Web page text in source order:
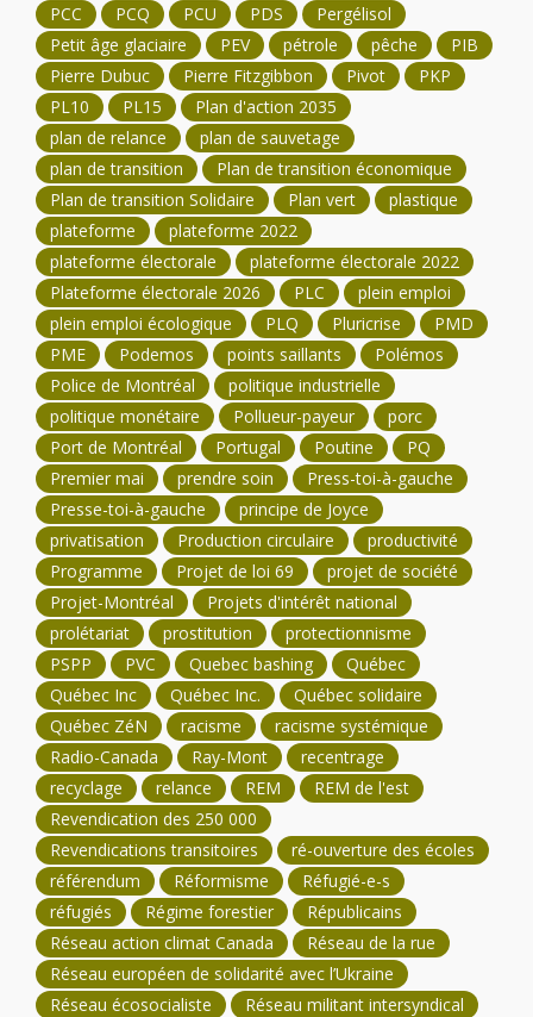
PCC
PCQ PCU PDS
Pergélisol
Petit âge glaciaire
PEV pétrole pêche
PIB
Pierre Dubuc
Pierre Fitzgibbon Pivot
PKP
PL10
PL15
Plan d'action 2035
plan de relance
plan de sauvetage
plan de transition
Plan de transition économique
Plan de transition Solidaire
Plan vert
plastique
plateforme
plateforme 2022
plateforme électorale
plateforme électorale 2022
Plateforme électorale 2026
PLC
plein emploi
plein emploi écologique
PLQ Pluricrise
PMD
PME
Podemos points saillants
Polémos
Police de Montréal
politique industrielle
politique monétaire
Pollueur-payeur
porc
Port de Montréal
Portugal Poutine
PQ
Premier mai
prendre soin
Press-toi-à-gauche
Presse-toi-à-gauche
principe de Joyce
privatisation
Production circulaire
productivité
Programme
Projet de loi 69
projet de société
Projet-Montréal
Projets d'intérêt national
prolétariat
prostitution
protectionnisme
PSPP
PVC Quebec bashing
Québec
Québec Inc
Québec Inc.
Québec solidaire
Québec ZéN
racisme
racisme systémique
Radio-Canada
Ray-Mont
recentrage
recyclage
relance REM
REM de l'est
Revendication des 250 000
Revendications transitoires
ré-ouverture des écoles
référendum
Réformisme
Réfugié-e-s
réfugiés
Régime forestier
Républicains
Réseau action climat Canada
Réseau de la rue
Réseau européen de solidarité avec l’Ukraine
Réseau écosocialiste
Réseau militant intersyndical